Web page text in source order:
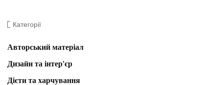
Категорії
Авторський матеріал
Дизайн та інтер'єр
Дієти та харчування